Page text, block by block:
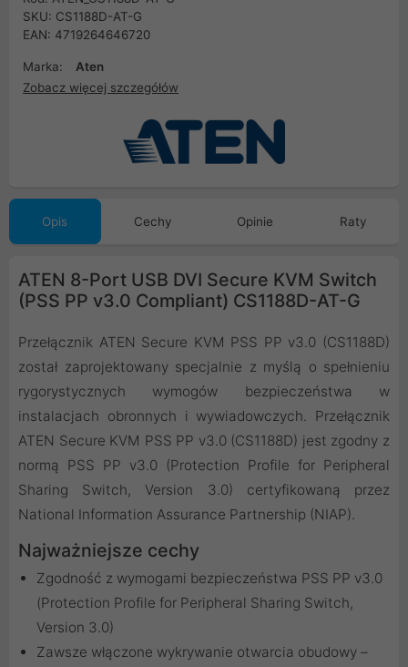
SKU: CS1188D-AT-G
EAN: 4719264646720
Marka:
Aten
Zobacz więcej szczegółów
Opis Cechy Opinie Raty
ATEN 8-Port USB DVI Secure KVM Switch
(PSS PP v3.0 Compliant) CS1188D-AT-G
Przełącznik ATEN Secure KVM PSS PP v3.0 (CS1188D)
został zaprojektowany specjalnie z myślą o spełnieniu
rygorystycznych wymogów bezpieczeństwa w
instalacjach obronnych i wywiadowczych. Przełącznik
ATEN Secure KVM PSS PP v3.0 (CS1188D) jest zgodny z
normą PSS PP v3.0 (Protection Profile for Peripheral
Sharing Switch, Version 3.0) certyfikowaną przez
National Information Assurance Partnership (NIAP).
Najważniejsze cechy
Zgodność z wymogami bezpieczeństwa PSS PP v3.0
(Protection Profile for Peripheral Sharing Switch,
Version 3.0)
Zawsze włączone wykrywanie otwarcia obudowy –